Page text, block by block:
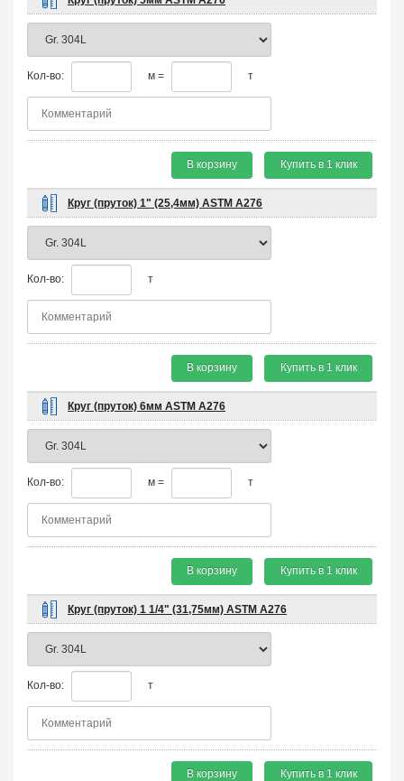
Кол-во: м = т
В корзину Купить в 1 клик
Круг (пруток) 1" (25,4мм) ASTM A276
Кол-во: т
В корзину Купить в 1 клик
Круг (пруток) 6мм ASTM A276
Кол-во: м = т
В корзину Купить в 1 клик
Круг (пруток) 1 1/4" (31,75мм) ASTM A276
Кол-во: т
В корзину Купить в 1 клик